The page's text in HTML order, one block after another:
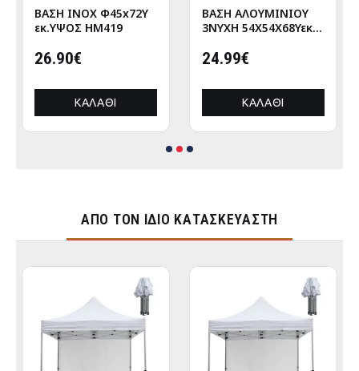
ΒΑΣΗ INOX Φ45x72Υ
εκ.ΥΨΟΣ HM419
26.90€
ΚΑΛΆΘΙ
ΒΑΣΗ ΑΛΟΥΜΙΝΙΟΥ
3ΝΥΧΗ 54X54Χ68Υεκ.
HM449 ΓΚΡΙ
24.99€
ΚΑΛΆΘΙ
ΑΠΌ ΤΟΝ ΊΔΙΟ ΚΑΤΑΣΚΕΥΑΣΤΉ